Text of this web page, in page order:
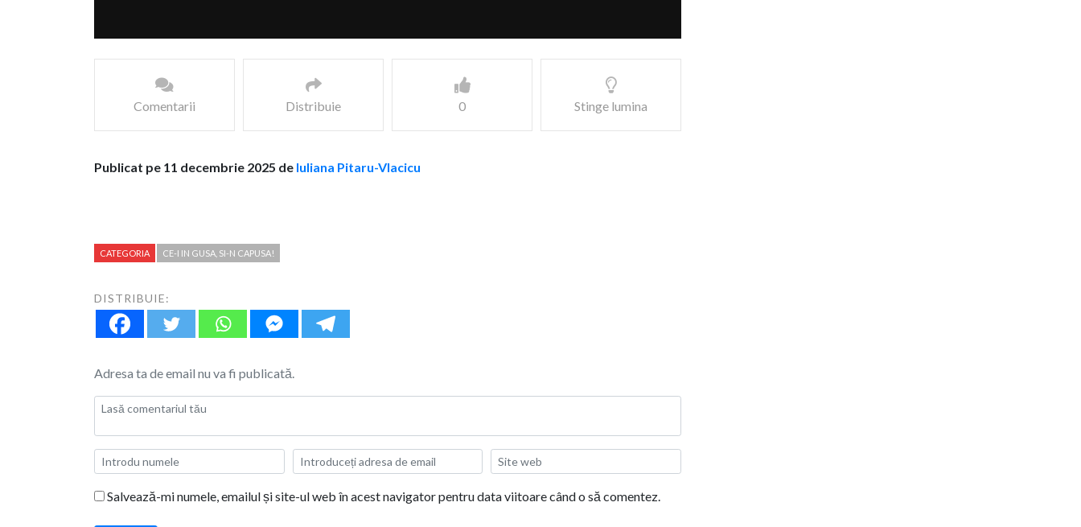
Comentarii Distribuie 0 Stinge lumina
Publicat pe 11 decembrie 2025 de Iuliana Pitaru-Vlacicu
CATEGORIA CE-I IN GUSA, SI-N CAPUSA!
DISTRIBUIE:
Adresa ta de email nu va fi publicată.
Salvează-mi numele, emailul și site-ul web în acest navigator pentru data viitoare când o să comentez.